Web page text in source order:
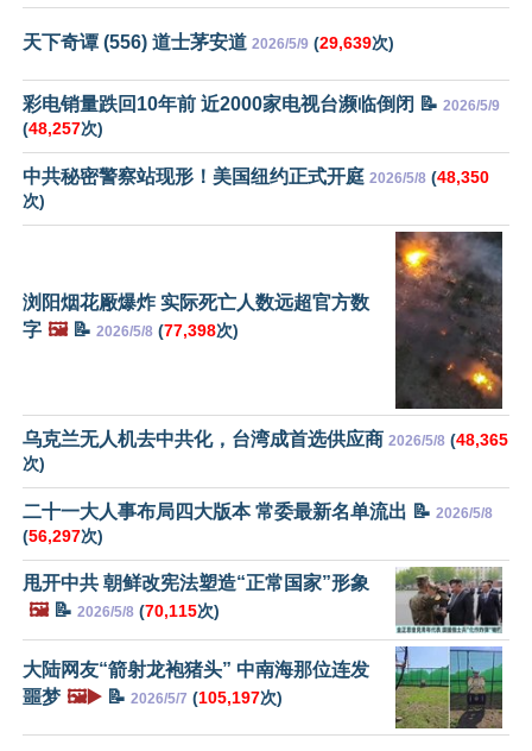
天下奇谭 (556) 道士茅安道 2026/5/9 (29,639次)
彩电销量跌回10年前 近2000家电视台濒临倒闭 📝 2026/5/9
(48,257次)
中共秘密警察站现形！美国纽约正式开庭 2026/5/8 (48,350
次)
浏阳烟花厰爆炸 实际死亡人数远超官方数
字 🖼️📝 2026/5/8 (77,398次)
乌克兰无人机去中共化，台湾成首选供应商 2026/5/8 (48,365
次)
二十一大人事布局四大版本 常委最新名单流出 📝 2026/5/8
(56,297次)
甩开中共 朝鲜改宪法塑造“正常国家”形象
🖼️📝 2026/5/8 (70,115次)
大陆网友“箭射龙袍猪头” 中南海那位连发
噩梦 🖼️▶️ 📝 2026/5/7 (105,197次)